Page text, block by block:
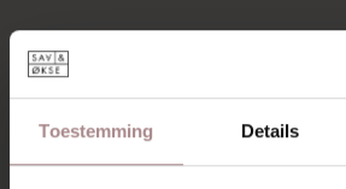
Toestemming Details
RECENTE